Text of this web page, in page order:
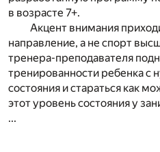
в возрасте 7+.
Акцент внимания
направление, а не спорт
тренера-преподавателя
тренированности ребенка с
состояния и стараться как
этот уровень состояния у
...